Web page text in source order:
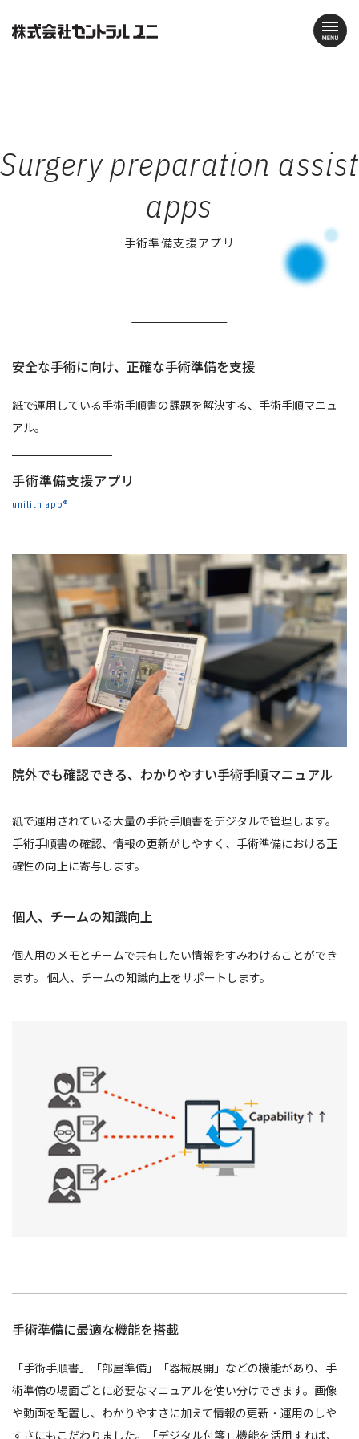
Surgery preparation assist
apps
手術準備支援アプリ
安全な手術に向け、正確な手術準備を支援
紙で運用している手術手順書の課題を解決する、手術手順マニュ
アル。
手術準備支援アプリ
unilith app®
院外でも確認できる、わかりやすい手術手順マニュアル
紙で運用されている大量の手術手順書をデジタルで管理します。
手術手順書の確認、情報の更新がしやすく、手術準備における正
確性の向上に寄与します。
個人、チームの知識向上
個人用のメモとチームで共有したい情報をすみわけることができ
ます。 個人、チームの知識向上をサポートします。
手術準備に最適な機能を搭載
「手術手順書」「部屋準備」「器械展開」などの機能があり、手
術準備の場面ごとに必要なマニュアルを使い分けできます。画像
や動画を配置し、わかりやすさに加えて情報の更新・運用のしや
すさにもこだわりました。「デジタル付箋」機能を活用すれば、